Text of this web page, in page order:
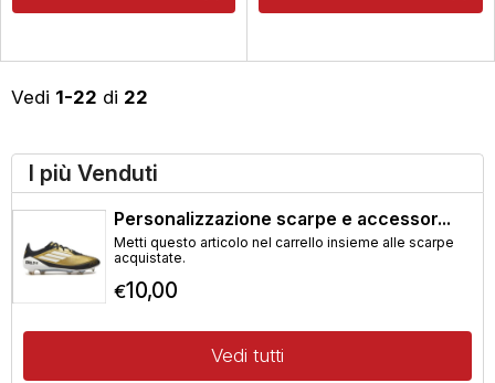
Vedi 1-22 di 22
I più Venduti
Personalizzazione scarpe e accessor...
Metti questo articolo nel carrello insieme alle scarpe
acquistate.
€10,00
Vedi tutti